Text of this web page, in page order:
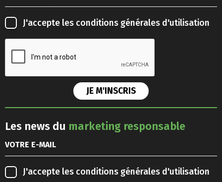
J'accepte les conditions générales d'utilisation
Les news du marketing responsable
J'accepte les conditions générales d'utilisation